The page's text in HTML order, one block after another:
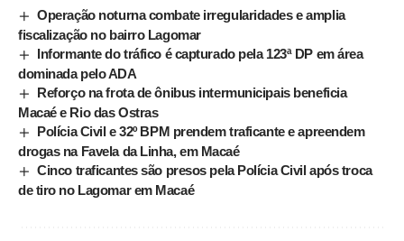
Operação noturna combate irregularidades e amplia
fiscalização no bairro Lagomar
Informante do tráfico é capturado pela 123ª DP em área
dominada pelo ADA
Reforço na frota de ônibus intermunicipais beneficia
Macaé e Rio das Ostras
Polícia Civil e 32º BPM prendem traficante e apreendem
drogas na Favela da Linha, em Macaé
Cinco traficantes são presos pela Polícia Civil após troca
de tiro no Lagomar em Macaé